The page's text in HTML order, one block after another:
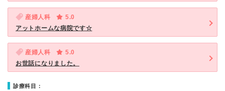
産婦人科
5.0
アットホームな病院です☆
産婦人科
5.0
お世話になりました。
診療科目：